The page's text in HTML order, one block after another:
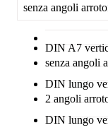
DIN A6
DIN A7
DIN lungo
DIN lungo
senza angoli
senza angoli
2 angoli